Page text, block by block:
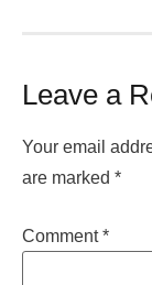
Leave a
Your email
are marked *
Comment*